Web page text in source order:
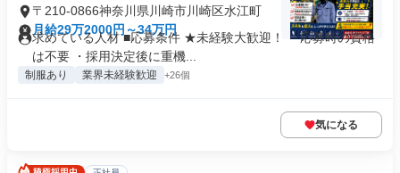
〒210-0866神奈川県川崎市川崎区水江町
月給29万2000円～34万円
求めている人材 ■応募条件 ★未経験大歓迎！ ・応募時の資格
は不要 ・採用決定後に重機...
制服あり 業界未経験歓迎 +26個
気になる